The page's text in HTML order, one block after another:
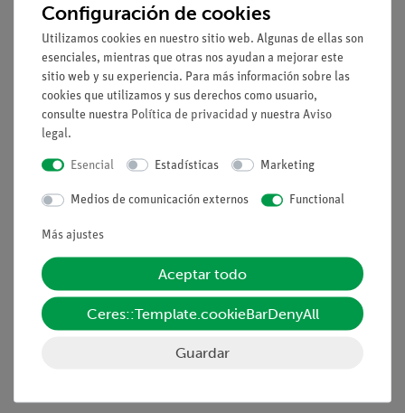
Aviso lega
Contacto
Condiciones comerciales generales
Pie de imprenta
Servicio
Resumen del servicio
Descargas
Catálogos
Seminarios web & vídeos
Configuración de cookies
Utilizamos cookies en nuestro sitio web. Algunas de ellas son
esenciales, mientras que otras nos ayudan a mejorar este
sitio web y su experiencia. Para más información sobre las
cookies que utilizamos y sus derechos como usuario,
consulte nuestra Política de privacidad y nuestra Aviso
legal.
Esencial Estadísticas Marketing
Medios de comunicación externos Functional
Más ajustes
Aceptar todo
Ceres::Template.cookieBarDenyAll
Guardar